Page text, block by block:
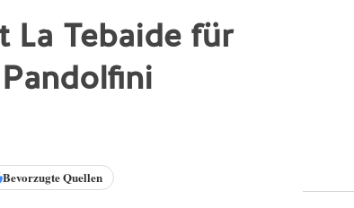
La Tebaide für
Bevorzugte Quellen